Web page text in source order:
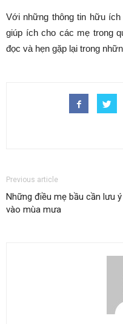
Với những thông tin hữu
giúp ích cho các mẹ trong
đọc và hẹn gặp lại trong
Previous article
Những điều mẹ bầu cần lưu ý
vào mùa mưa